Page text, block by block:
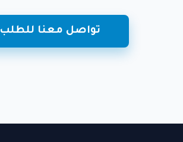
تواصل معنا للطلب